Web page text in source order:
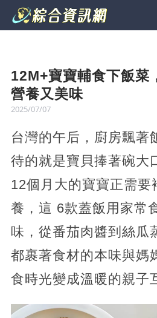
12M+寶寶輔食下飯菜
營養又美味
2025/07/07
台灣的午后，廚房飄著
待的就是寶貝捧著碗大
12個月大的寶寶正需要
養，這 6款蓋飯用家常
味，從番茄肉醬到絲瓜
都裹著食材的本味與媽
食時光變成溫暖的親子